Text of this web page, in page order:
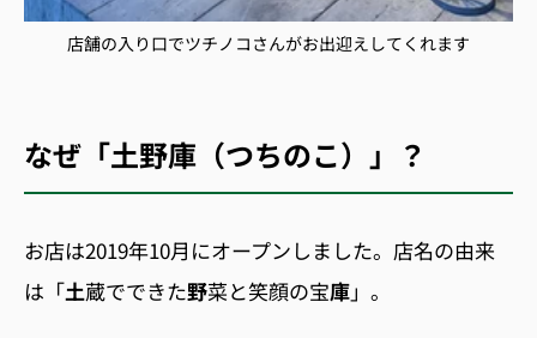
店舗の入り口でツチノコさんがお出迎えしてくれます
なぜ「土野庫（つちのこ）」？
お店は2019年10月にオープンしました。店名の由来
は「土蔵でできた野菜と笑顔の宝庫」。